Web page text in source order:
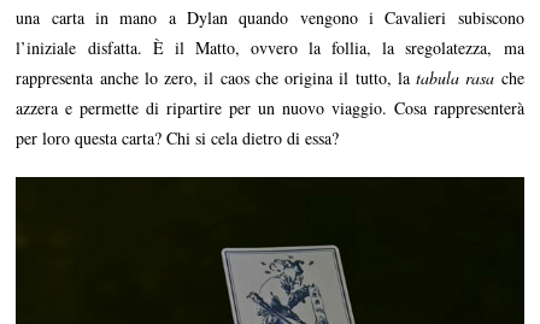
una carta in mano a Dylan quando vengono i Cavalieri subiscono
l’iniziale disfatta. È il Matto, ovvero la follia, la sregolatezza, ma
rappresenta anche lo zero, il caos che origina il tutto, latabula rasa che
azzera e permette di ripartire per un nuovo viaggio. Cosa rappresenterà
per loro questa carta? Chi si cela dietro di essa?